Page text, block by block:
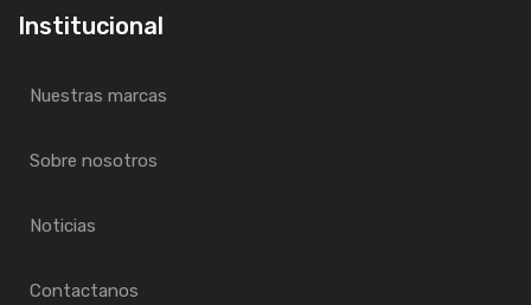
Institucional
Nuestras marcas
Sobre nosotros
Noticias
Contactanos